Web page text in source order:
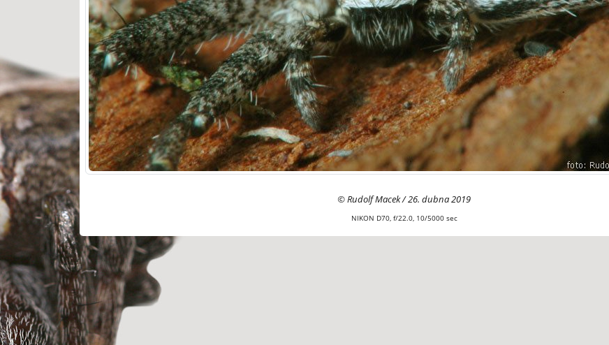
© Rudolf Macek / 26. dubna 2019
NIKON D70, f/22.0, 10/5000 sec